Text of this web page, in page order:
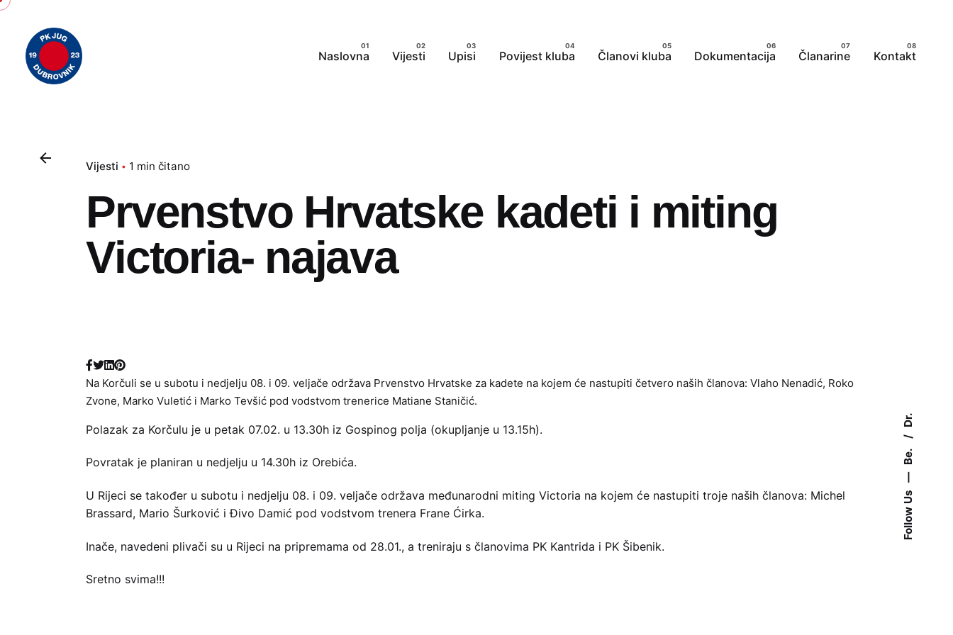
Follow Us
Be.
Dr.
Skip
content
Naslovna
Vijesti Upisi Povijest kluba Članovi kluba Dokumentacija Članarine Kontakt
Vijesti 1 min čitano
Prvenstvo Hrvatske kadeti i miting
Victoria- najava
Na Korčuli se u subotu i nedjelju 08. i 09. veljače održava Prvenstvo Hrvatske za kadete na kojem će nastupiti četvero naših članova: Vlaho Nenadić, Roko
Zvone, Marko Vuletić i Marko Tevšić pod vodstvom trenerice Matiane Staničić.
Polazak za Korčulu je u petak 07.02. u 13.30h iz Gospinog polja (okupljanje u 13.15h).
Povratak je planiran u nedjelju u 14.30h iz Orebića.
U Rijeci se također u subotu i nedjelju 08. i 09. veljače održava međunarodni miting Victoria na kojem će nastupiti troje naših članova: Michel
Brassard, Mario Šurković i Đivo Damić pod vodstvom trenera Frane Ćirka.
Inače, navedeni plivači su u Rijeci na pripremama od 28.01., a treniraju s članovima PK Kantrida i PK Šibenik.
Sretno svima!!!